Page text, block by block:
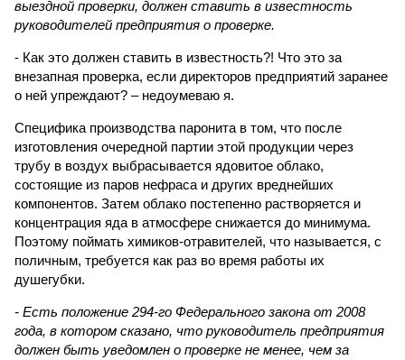
выездной проверки, должен ставить в известность
руководителей предприятия о проверке.
- Как это должен ставить в известность?! Что это за
внезапная проверка, если директоров предприятий заранее
о ней упреждают? – недоумеваю я.
Специфика производства паронита в том, что после
изготовления очередной партии этой продукции через
трубу в воздух выбрасывается ядовитое облако,
состоящие из паров нефраса и других вреднейших
компонентов. Затем облако постепенно растворяется и
концентрация яда в атмосфере снижается до минимума.
Поэтому поймать химиков-отравителей, что называется, с
поличным, требуется как раз во время работы их
душегубки.
- Есть положение 294-го Федерального закона от 2008
года, в котором сказано, что руководитель предприятия
должен быть уведомлен о проверке не менее, чем за